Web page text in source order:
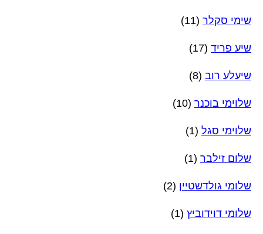
שימי סקלר (11)
שיע פריד (17)
שיעלע רוב (8)
שלוימי בוכנר (10)
שלוימי סגל (1)
שלום זילבר (1)
שלומי גולדשטיין (2)
שלומי דוידוביץ (1)